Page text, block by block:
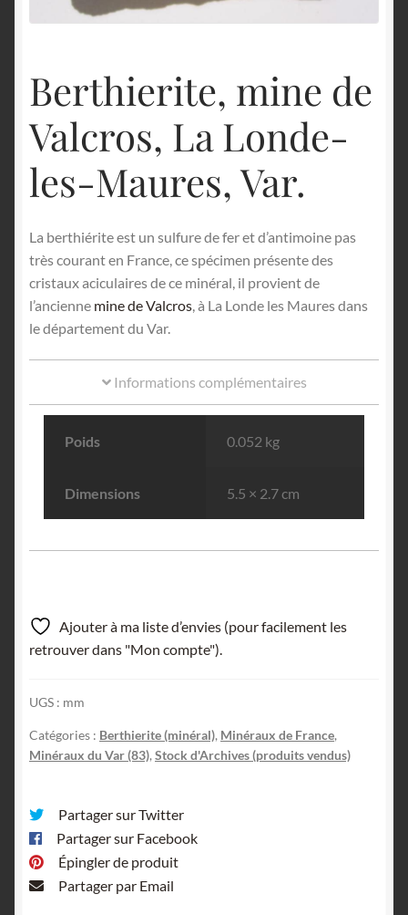
Berthierite, mine de
Valcros, La Londe-
les-Maures, Var.
La berthiérite est un sulfure de fer et d’antimoine pas
très courant en France, ce spécimen présente des
cristaux aciculaires de ce minéral, il provient de
l’ancienne mine de Valcros , à La Londe les Maures dans
le département du Var.
Informations complémentaires
Poids 0.052 kg
Dimensions 5.5 × 2.7 cm
Ajouter à ma liste d’envies (pour facilement les
retrouver dans "Mon compte").
UGS : mm
Catégories : Berthierite (minéral), Minéraux de France,
Minéraux du Var (83), Stock d'Archives (produits vendus)
Partager sur Twitter
Partager sur Facebook
Épingler de produit
Partager par Email